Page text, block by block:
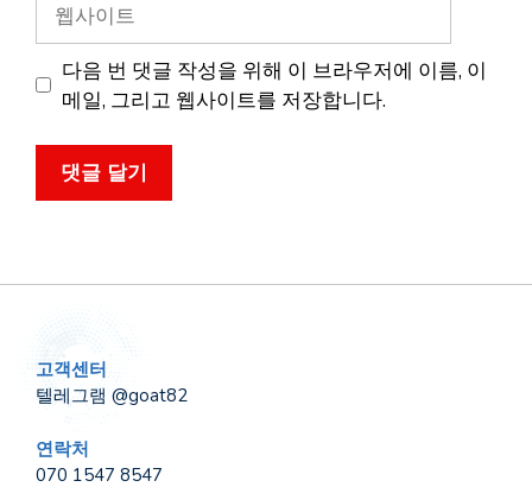
트
다음 번 댓글 작성을 위해 이 브라우저에 이름, 이
메일, 그리고 웹사이트를 저장합니다.
고객센터
텔레그램 @goat82
연락처
070 1547 8547